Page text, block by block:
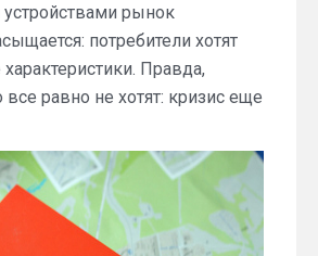
рынок
потребители хотят
Правда,
все равно не хотят: кризис еще